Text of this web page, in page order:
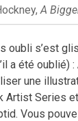
A
oubli s’est
a été oublié) :
une
Artist Series
Vous